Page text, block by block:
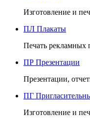
Изготовление и
ПЛ Плакаты
Печать рекламных
ПР Презентации
Презентации,
ПГ
Изготовление и